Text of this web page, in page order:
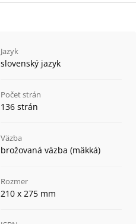
Jazyk
slovenský jazyk
Počet strán
136 strán
Väzba
brožovaná väzba (mäkká)
Rozmer
210 x 275 mm